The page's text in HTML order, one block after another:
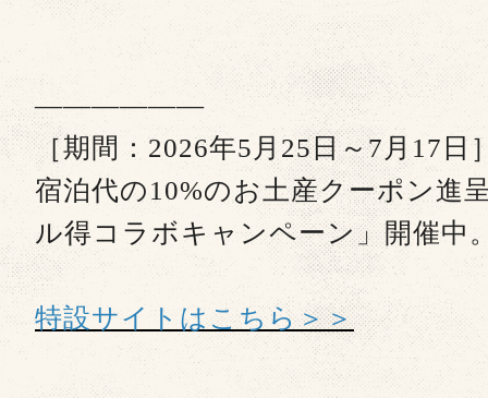
――――――
［期間：2026年5月25日～7月17日
宿泊代の10%のお土産クーポン進
ル得コラボキャンペーン」開催
特設サイトはこちら＞＞